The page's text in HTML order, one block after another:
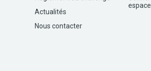
Actualités
Nous contacter
espace